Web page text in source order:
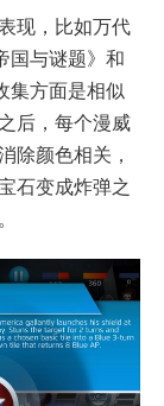
现，比如万代
国与谜题》和
集方面是相似
后，每个漫威
除颜色相关，
石变成炸弹之